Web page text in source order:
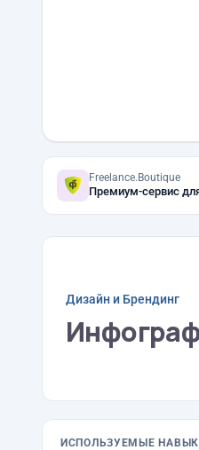
Freelance.Boutique
Премиум-сервис
Дизайн и Брендинг
ИСПОЛЬЗУЕМЫЕ